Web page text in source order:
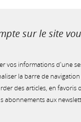
sur le site
vos informations d'une
la barre de navigation
des articles, en
abonnements aux